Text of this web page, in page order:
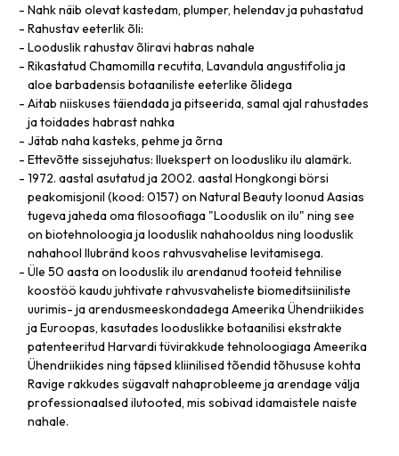
Nahk näib olevat kastedam, plumper, helendav ja puhastatud
Rahustav eeterlik õli:
Looduslik rahustav õliravi habras nahale
Rikastatud Chamomilla recutita, Lavandula angustifolia ja
aloe barbadensis botaaniliste eeterlike õlidega
Aitab niiskuses täiendada ja pitseerida, samal ajal rahustades
ja toidades habrast nahka
Jätab naha kasteks, pehme ja õrna
Ettevõtte sissejuhatus: Iluekspert on loodusliku ilu alamärk.
1972. aastal asutatud ja 2002. aastal Hongkongi börsi
peakomisjonil (kood: 0157) on Natural Beauty loonud Aasias
tugeva jaheda oma filosoofiaga "Looduslik on ilu" ning see
on biotehnoloogia ja looduslik nahahooldus ning looduslik
nahahool Ilubränd koos rahvusvahelise levitamisega.
Üle 50 aasta on looduslik ilu arendanud tooteid tehnilise
koostöö kaudu juhtivate rahvusvaheliste biomeditsiiniliste
uurimis- ja arendusmeeskondadega Ameerika Ühendriikides
ja Euroopas, kasutades looduslikke botaanilisi ekstrakte
patenteeritud Harvardi tüvirakkude tehnoloogiaga Ameerika
Ühendriikides ning täpsed kliinilised tõendid tõhususe kohta
Ravige rakkudes sügavalt nahaprobleeme ja arendage välja
professionaalsed ilutooted, mis sobivad idamaistele naiste
nahale.